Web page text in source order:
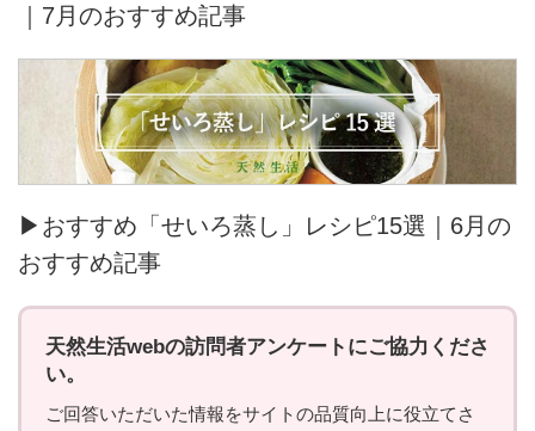
｜7月のおすすめ記事
▶おすすめ「せいろ蒸し」レシピ15選｜6月の
おすすめ記事